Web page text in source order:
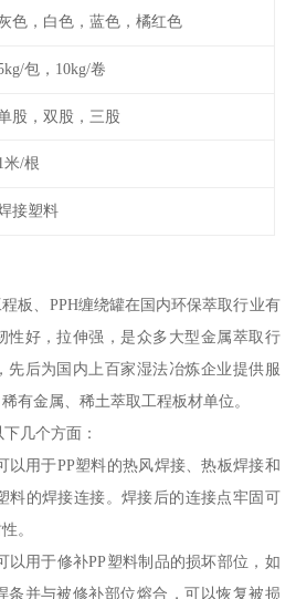
色，白色，蓝色，橘红色
包，10kg/卷
股，双股，三股
米/根
接塑料
板、PPH缠绕罐在国内环保萃取行业有
性好，拉伸强，是众多大型金属萃取行
先后为国内上百家湿法冶炼企业提供服
有金属、稀土萃取工程板材单位。
几个方面：
以用于PP塑料的热风焊接、热板焊接和
料的焊接连接。焊接后的连接点牢固可
。
以用于修补PP塑料制品的损坏部位，如
条并与被修补部位熔合，可以恢复被损